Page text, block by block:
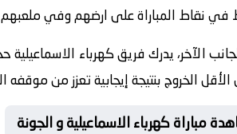
في نقاط المباراة على ارضهم وفي
الآخر، يدرك فريق كهرباء
الخروج بنتيجة إيجابية تعزز من
مباراة كهرباء الاسماعيلية و الجونة